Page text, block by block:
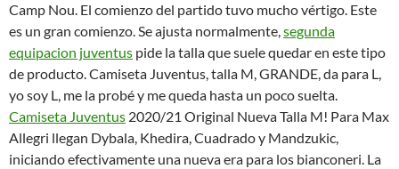
Camp Nou. El comienzo del partido tuvo mucho vértigo. Este
es un gran comienzo. Se ajusta normalmente,segunda
equipacion juventus pide la talla que suele quedar en este tipo
de producto. Camiseta Juventus, talla M, GRANDE, da para L,
yo soy L, me la probé y me queda hasta un poco suelta.
Camiseta Juventus 2020/21 Original Nueva Talla M! Para Max
Allegri llegan Dybala, Khedira, Cuadrado y Mandzukic,
iniciando efectivamente una nueva era para los bianconeri. La